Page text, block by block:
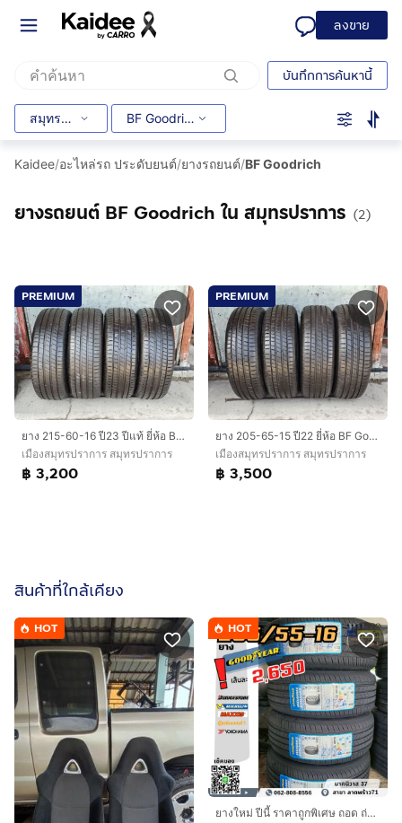
ลงขาย
บันทึกการค้นหานี้
สมุทรปราการ BF Goodrich
Kaidee/อะไหล่รถ ประดับยนต์/ยางรถยนต์/BF Goodrich
ยางรถยนต์ BF Goodrich ใน สมุทรปราการ (2)
PREMIUM
ยาง 215-60-16 ปี23 ปีแท้ ยี่ห้อ BF Goodrich
เมืองสมุทรปราการ สมุทรปราการ
฿ 3,200
PREMIUM
ยาง 205-65-15 ปี22 ยี่ห้อ BF Goodrich
เมืองสมุทรปราการ สมุทรปราการ
฿ 3,500
สินค้าที่ใกล้เคียง
HOT HOT
ยางใหม่ ปีนี้ ราคาถูกพิเศษ ถอด ถ่วง ฟรี ราชาแม็ก ลาดพร้าว